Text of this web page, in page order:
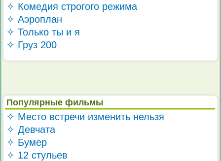
✧ Комедия строгого режима
✧ Аэроплан
✧ Только ты и я
✧ Груз 200
Популярные фильмы
✧ Место встречи изменить нельзя
✧ Девчата
✧ Бумер
✧ 12 стульев